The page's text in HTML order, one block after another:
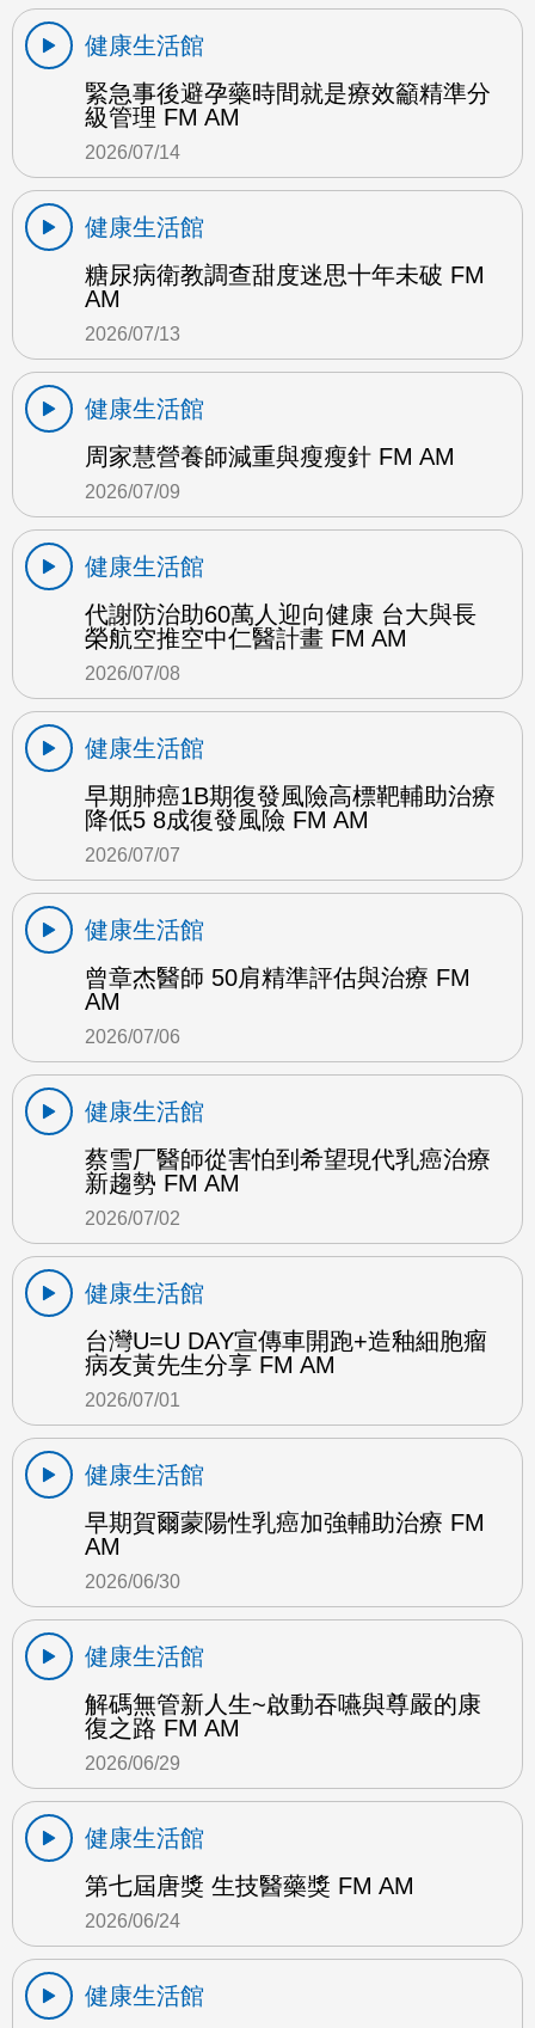
健康生活館
緊急事後避孕藥時間就是療效籲精準分
級管理 FM AM
2026/07/14
健康生活館
糖尿病衛教調查甜度迷思十年未破 FM
AM
2026/07/13
健康生活館
周家慧營養師減重與瘦瘦針 FM AM
2026/07/09
健康生活館
代謝防治助60萬人迎向健康 台大與長
榮航空推空中仁醫計畫 FM AM
2026/07/08
健康生活館
早期肺癌1B期復發風險高標靶輔助治療
降低5 8成復發風險 FM AM
2026/07/07
健康生活館
曾章杰醫師 50肩精準評估與治療 FM
AM
2026/07/06
健康生活館
蔡雪厂醫師從害怕到希望現代乳癌治療
新趨勢 FM AM
2026/07/02
健康生活館
台灣U=U DAY宣傳車開跑+造釉細胞瘤
病友黃先生分享 FM AM
2026/07/01
健康生活館
早期賀爾蒙陽性乳癌加強輔助治療 FM
AM
2026/06/30
健康生活館
解碼無管新人生~啟動吞嚥與尊嚴的康
復之路 FM AM
2026/06/29
健康生活館
第七屆唐獎 生技醫藥獎 FM AM
2026/06/24
健康生活館